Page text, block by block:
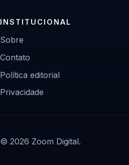
INSTITUCIONAL
Sobre
Contato
Política editorial
Privacidade
© 2026 Zoom Digital.